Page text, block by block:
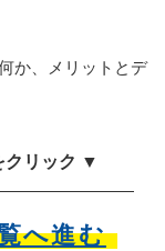
か、メリットとデ
クリック ▼
へ進む